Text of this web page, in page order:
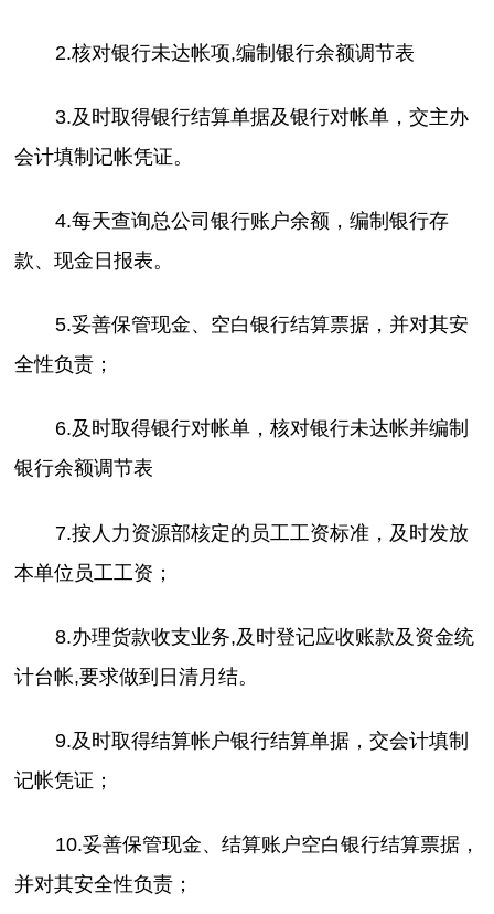
2.核对银行未达帐项,编制银行余额调节表
3.及时取得银行结算单据及银行对帐单，交主办
会计填制记帐凭证。
4.每天查询总公司银行账户余额，编制银行存
款、现金日报表。
5.妥善保管现金、空白银行结算票据，并对其安
全性负责；
6.及时取得银行对帐单，核对银行未达帐并编制
银行余额调节表
7.按人力资源部核定的员工工资标准，及时发放
本单位员工工资；
8.办理货款收支业务,及时登记应收账款及资金统
计台帐,要求做到日清月结。
9.及时取得结算帐户银行结算单据，交会计填制
记帐凭证；
10.妥善保管现金、结算账户空白银行结算票据，
并对其安全性负责；